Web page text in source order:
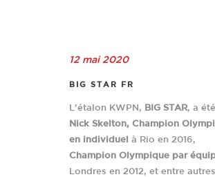
12 mai 2020
BIG STAR FR
L’étalon KWPN, BIG STAR, a
Nick Skelton, Champion
en individuel à Rio en 2016,
Champion Olympique par
Londres en 2012, et entre autres